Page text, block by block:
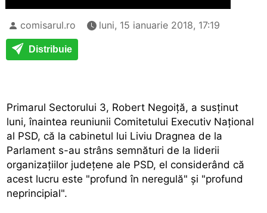
comisarul.ro luni, 15 ianuarie 2018, 17:19
Distribuie
Primarul Sectorului 3, Robert Negoiţă, a susţinut
luni, înaintea reuniunii Comitetului Executiv Naţional
al PSD, că la cabinetul lui Liviu Dragnea de la
Parlament s-au strâns semnături de la liderii
organizaţiilor judeţene ale PSD, el considerând că
acest lucru este "profund în neregulă" şi "profund
neprincipial".